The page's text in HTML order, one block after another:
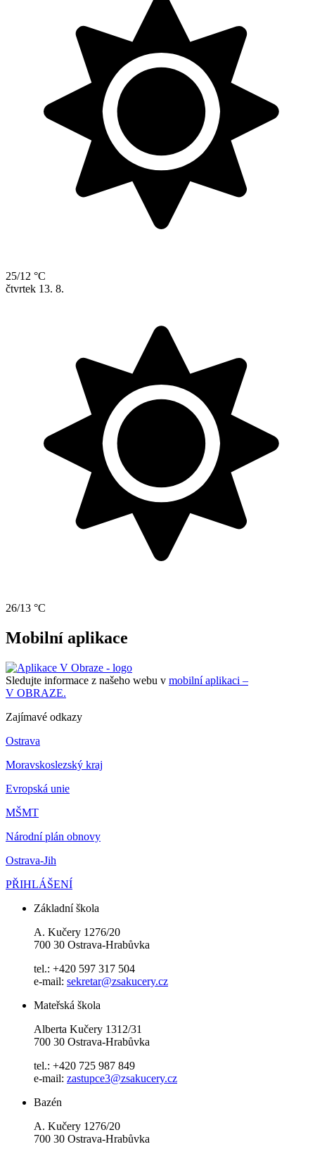
25/12 °C
čtvrtek 13. 8.
26/13 °C
Mobilní aplikace
Sledujte informace z našeho webu v mobilní aplikaci –
V OBRAZE.
Zajímavé odkazy
Ostrava
Moravskoslezský kraj
Evropská unie
MŠMT
Národní plán obnovy
Ostrava-Jih
PŘIHLÁŠENÍ
Základní škola
A. Kučery 1276/20
700 30 Ostrava-Hrabůvka
tel.: +420 597 317 504
e-mail: sekretar@zsakucery.cz
Mateřská škola
Alberta Kučery 1312/31
700 30 Ostrava-Hrabůvka
tel.: +420 725 987 849
e-mail: zastupce3@zsakucery.cz
Bazén
A. Kučery 1276/20
700 30 Ostrava-Hrabůvka